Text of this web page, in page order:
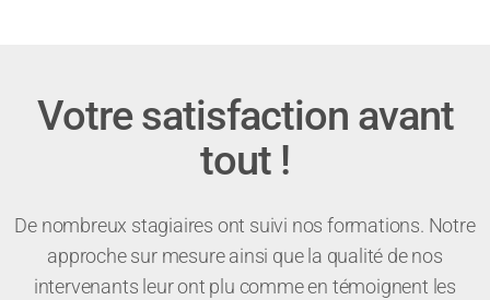
Votre satisfaction avant
tout !
De nombreux stagiaires ont suivi nos formations. Notre
approche sur mesure ainsi que la qualité de nos
intervenants leur ont plu comme en témoignent les